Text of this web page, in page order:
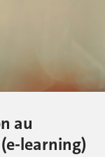
au
learning)